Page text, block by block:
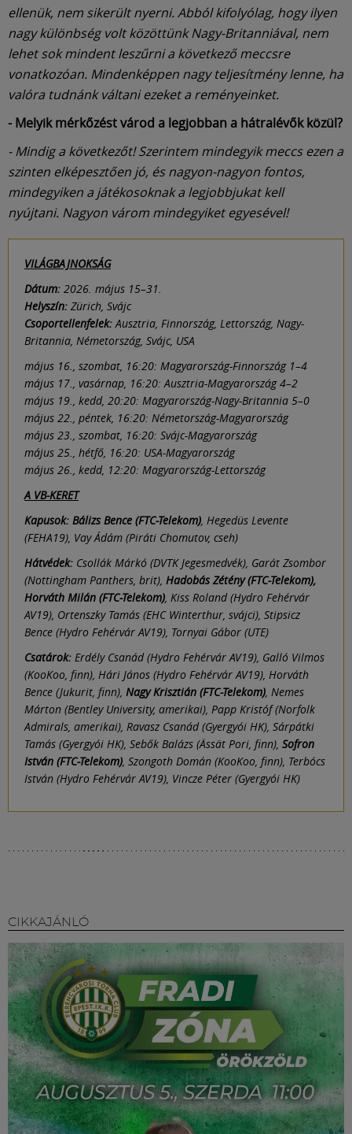
ellenük, nem sikerült nyerni. Abból kifolyólag, hogy ilyen
nagy különbség volt közöttünk Nagy-Britanniával, nem
lehet sok mindent leszűrni a következő meccsre
vonatkozóan. Mindenképpen nagy teljesítmény lenne, ha
valóra tudnánk váltani ezeket a reményeinket.
- Melyik mérkőzést várod a legjobban a hátralévők közül?
- Mindig a következőt! Szerintem mindegyik meccs ezen a
szinten elképesztően jó, és nagyon-nagyon fontos,
mindegyiken a játékosoknak a legjobbjukat kell
nyújtani. Nagyon várom mindegyiket egyesével!
VILÁGBAJNOKSÁG
Dátum: 2026. május 15–31.
Helyszín: Zürich, Svájc
Csoportellenfelek:Ausztria, Finnország, Lettország, Nagy-
Britannia, Németország, Svájc, USA
május 16., szombat, 16:20: Magyarország-Finnország 1–4
május 17., vasárnap, 16:20: Ausztria-Magyarország 4–2
május 19., kedd, 20:20: Magyarország-Nagy-Britannia 5–0
május 22., péntek, 16:20: Németország-Magyarország
május 23., szombat, 16:20: Svájc-Magyarország
május 25., hétfő, 16:20: USA-Magyarország
május 26., kedd, 12:20: Magyarország-Lettország
A VB-KERET
Kapusok: Bálizs Bence (FTC-Telekom), Hegedüs Levente
(FEHA19), Vay Ádám (Piráti Chomutov, cseh)
Hátvédek: Csollák Márkó (DVTK Jegesmedvék), Garát Zsombor
(Nottingham Panthers, brit), Hadobás Zétény (FTC-Telekom),
Horváth Milán (FTC-Telekom), Kiss Roland (Hydro Fehérvár
AV19), Ortenszky Tamás (EHC Winterthur, svájci), Stipsicz
Bence (Hydro Fehérvár AV19), Tornyai Gábor (UTE)
Csatárok: Erdély Csanád (Hydro Fehérvár AV19), Galló Vilmos
(KooKoo, finn), Hári János (Hydro Fehérvár AV19), Horváth
Bence (Jukurit, finn), Nagy Krisztián (FTC-Telekom), Nemes
Márton (Bentley University, amerikai), Papp Kristóf (Norfolk
Admirals, amerikai), Ravasz Csanád (Gyergyói HK), Sárpátki
Tamás (Gyergyói HK), Sebők Balázs (Ässät Pori, finn), Sofron
István (FTC-Telekom), Szongoth Domán (KooKoo, finn), Terbócs
István (Hydro Fehérvár AV19), Vincze Péter (Gyergyói HK)
CIKKAJÁNLÓ